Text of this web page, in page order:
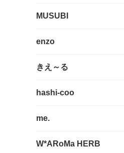
MUSUBI
enzo
きえ～る
hashi-coo
me.
W*ARoMa HERB